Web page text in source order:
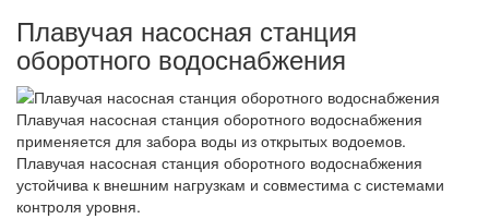
Плавучая насосная станция
оборотного водоснабжения
Плавучая насосная станция оборотного водоснабжения
применяется для забора воды из открытых водоемов.
Плавучая насосная станция оборотного водоснабжения
устойчива к внешним нагрузкам и совместима с системами
контроля уровня.